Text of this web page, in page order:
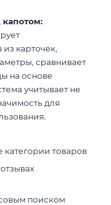
капотом:
из карточек,
сравнивает
на основе
учитывает не
для
товаров
поиском